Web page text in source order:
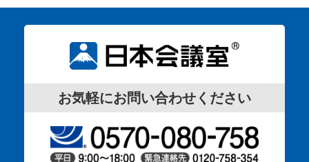
お気軽にお問い合わせください